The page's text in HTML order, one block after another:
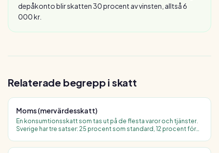
depåkonto blir skatten 30 procent av vinsten, alltså 6
000 kr.
Relaterade begrepp i skatt
Moms (mervärdesskatt)
En konsumtionsskatt som tas ut på de flesta varor och tjänster.
Sverige har tre satser: 25 procent som standard, 12 procent för